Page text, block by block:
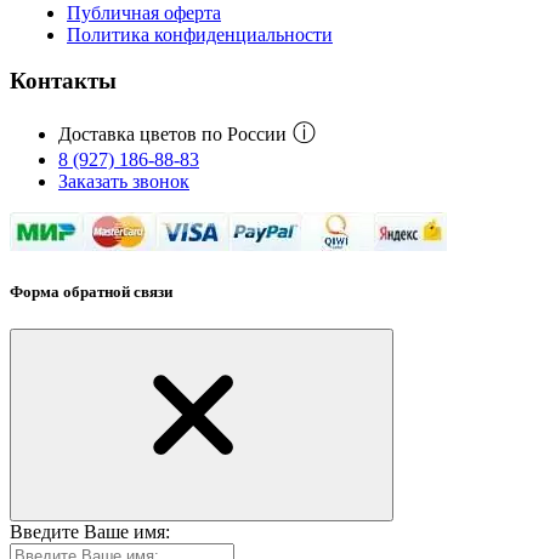
Публичная оферта
Политика конфиденциальности
Контакты
Доставка цветов по России ⓘ
8 (927) 186-88-83
Заказать звонок
Форма обратной связи
Введите Ваше имя: